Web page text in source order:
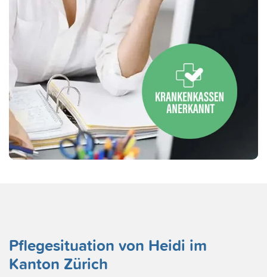
Pflegesituation von Heidi im
Kanton Zürich